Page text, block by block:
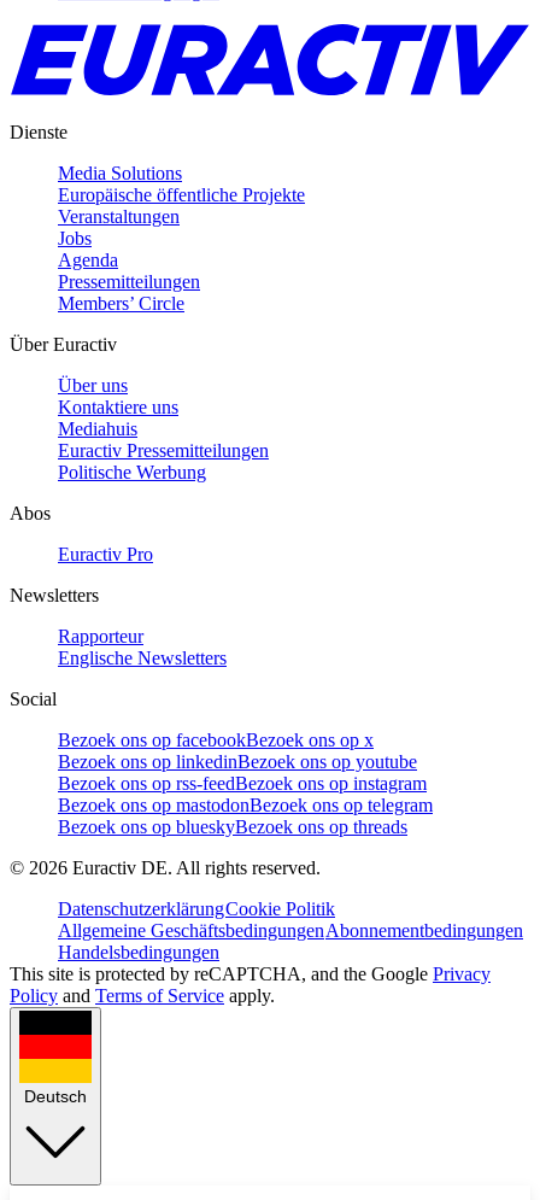
Dienste
Media Solutions
Europäische öffentliche Projekte
Veranstaltungen
Jobs
Agenda
Pressemitteilungen
Members’ Circle
Über Euractiv
Über uns
Kontaktiere uns
Mediahuis
Euractiv Pressemitteilungen
Politische Werbung
Abos
Euractiv Pro
Newsletters
Rapporteur
Englische Newsletters
Social
Bezoek ons op facebookBezoek ons op x
Bezoek ons op linkedinBezoek ons op youtube
Bezoek ons op rss-feedBezoek ons op instagram
Bezoek ons op mastodonBezoek ons op telegram
Bezoek ons op blueskyBezoek ons op threads
© 2026 Euractiv DE. All rights reserved.
DatenschutzerklärungCookie Politik
Allgemeine GeschäftsbedingungenAbonnementbedingungen
Handelsbedingungen
This site is protected by reCAPTCHA, and the Google Privacy
Policy and Terms of Service apply.
Deutsch